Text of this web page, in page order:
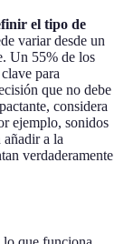
el tipo de
variar desde un
Un 55% de los
para
que no debe
considera
ejemplo, sonidos
añadir a la
verdaderamente